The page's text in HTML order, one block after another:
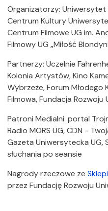
Organizatorzy: Uniwersytet
Centrum Kultury
Centrum Filmowe UG im.
Filmowy UG „Miłość
Partnerzy: Uczelnie
Kolonia Artystów, Kino
Wybrzeże, Forum Młodego
Filmowa, Fundacja
Patroni Medialni: portal
Radio MORS UG, CDN -
Gazeta Uniwersytecka
słuchania po seansie
Nagrody rzeczowe ze
przez Fundację Rozwoju